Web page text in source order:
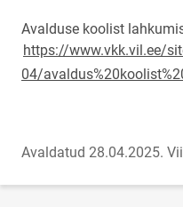
Avalduse koolist
https://www.vkk.vil.ee/
04/
Avaldatud 28.04.2025.